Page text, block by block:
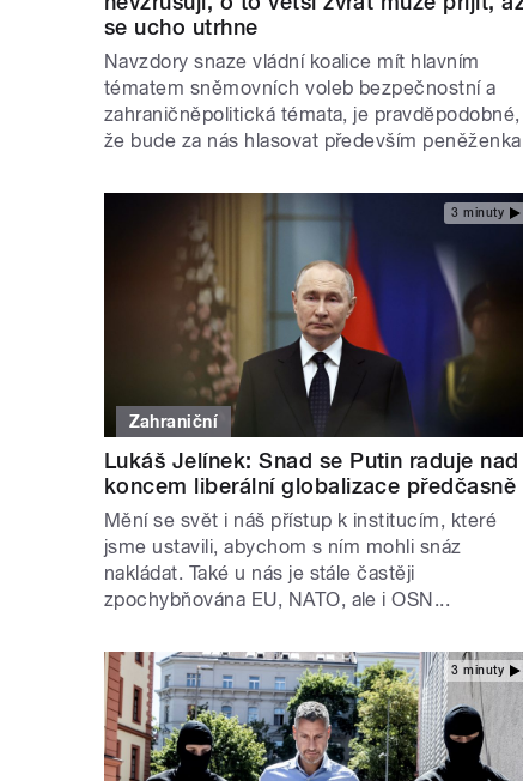
se ucho utrhne
Navzdory snaze vládní koalice mít hlavním
tématem sněmovních voleb bezpečnostní a
zahraničněpolitická témata, je pravděpodobné,
že bude za nás hlasovat především
3 minuty
Zahraniční
Lukáš Jelínek: Snad se Putin raduje nad
koncem liberální globalizace předčasně
Mění se svět i náš přístup k institucím, které
jsme ustavili, abychom s ním mohli snáz
nakládat. Také u nás je stále častěji
zpochybňována EU, NATO, ale i OSN...
3 minuty